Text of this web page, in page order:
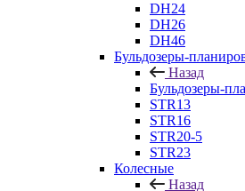
DH24
DH26
DH46
Бульдозеры-
Назад
Бульдозеры-
STR13
STR16
STR20-5
STR23
Колесные
Назад